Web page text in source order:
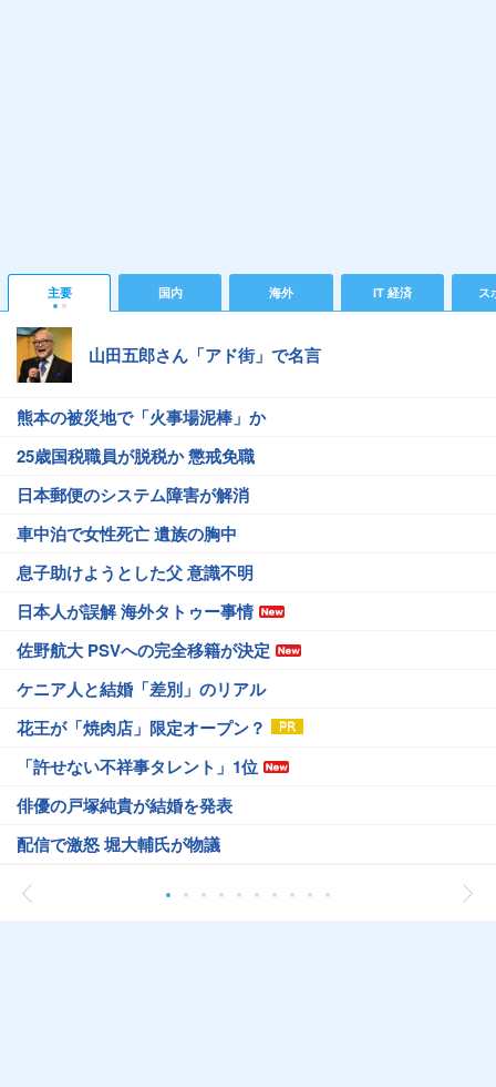
主要 国内 海外 IT 経済 ス
山田五郎さん「アド街」で名言
熊本の被災地で「火事場泥棒」か
25歳国税職員が脱税か 懲戒免職
日本郵便のシステム障害が解消
車中泊で女性死亡 遺族の胸中
息子助けようとした父 意識不明
日本人が誤解 海外タトゥー事情
佐野航大 PSVへの完全移籍が決定
ケニア人と結婚「差別」のリアル
花王が「焼肉店」限定オープン？
「許せない不祥事タレント」1位
俳優の戸塚純貴が結婚を発表
配信で激怒 堀大輔氏が物議